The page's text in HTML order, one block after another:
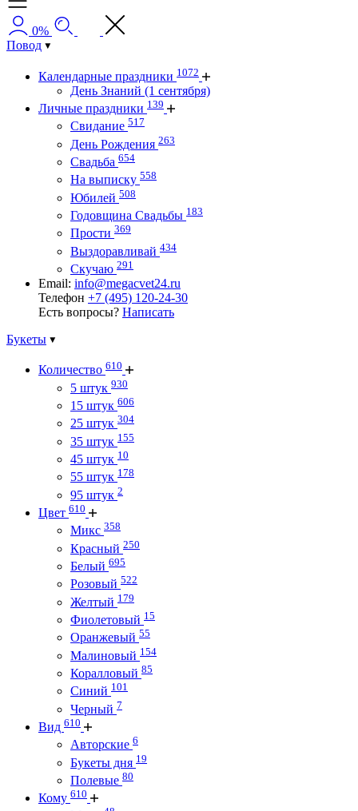
0%
Повод
Календарные праздники 1072
День Знаний (1 сентября)
Личные праздники 139
Свидание 517
День Рождения 263
Свадьба 654
На выписку 558
Юбилей 508
Годовщина Свадьбы 183
Прости 369
Выздоравливай 434
Скучаю 291
Email: info@megacvet24.ru
Телефон +7 (495) 120-24-30
Есть вопросы? Написать
Букеты
Количество 610
5 штук 930
15 штук 606
25 штук 304
35 штук 155
45 штук 10
55 штук 178
95 штук 2
Цвет 610
Микс 358
Красный 250
Белый 695
Розовый 522
Желтый 179
Фиолетовый 15
Оранжевый 55
Малиновый 154
Коралловый 85
Синий 101
Черный 7
Вид 610
Авторские 6
Букеты дня 19
Полевые 80
Кому 610